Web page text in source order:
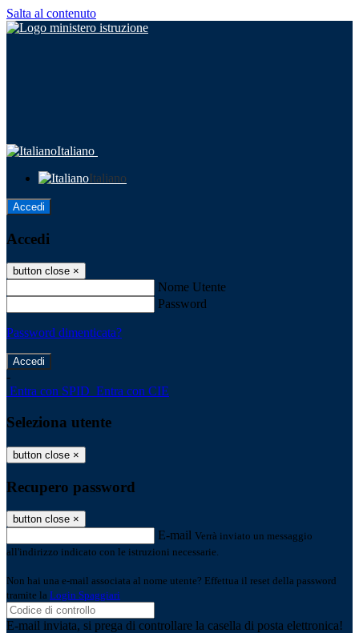
Salta al contenuto
Italiano
Italiano
Accedi
Accedi
button close ×
Nome Utente
Password
Password dimenticata?
-
Entra con SPID Entra con CIE
Seleziona utente
button close ×
Recupero password
button close ×
E-mail Verrà inviato un messaggio
all'indirizzo indicato con le istruzioni necessarie.
Non hai una e-mail associata al nome utente? Effettua il reset della password
tramite la Login Spaggiari
E-mail inviata, si prega di controllare la casella di posta elettronica!